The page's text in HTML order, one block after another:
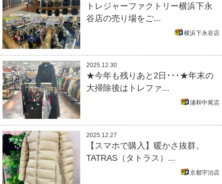
トレジャーファクトリー横浜下永
谷店の売り場をご...
横浜下永谷店
2025.12.30
★今年も残りあと2日･･･★年末の
大掃除後はトレファ...
浦和中尾店
2025.12.27
【スマホで購入】暖かさ抜群。
TATRAS（タトラス）...
京都宇治店